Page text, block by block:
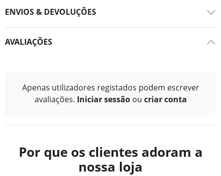
ENVIOS & DEVOLUÇÕES
AVALIAÇÕES
Apenas utilizadores registados podem escrever
avaliações. Iniciar sessão ou criar conta
Por que os clientes adoram a
nossa loja